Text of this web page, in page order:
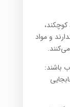
و مواد
باشند: